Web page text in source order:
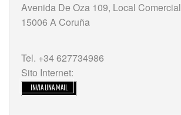
Avenida De Oza 109, Local Comercial
15006 A Coruña
Tel. +34 627734986
Sito Internet:
INVIA UNA MAIL